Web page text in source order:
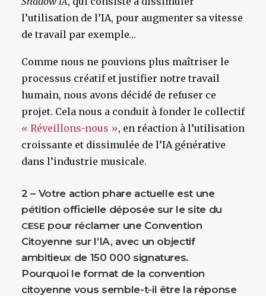
l’utilisation de l’IA, pour augmenter sa vitesse
de travail par exemple…
Comme nous ne pouvions plus maîtriser le
processus créatif et justifier notre travail
humain, nous avons décidé de refuser ce
projet. Cela nous a conduit à fonder le collectif
« Réveillons-nous », en réaction à l’utilisation
croissante et dissimulée de l’IA générative
dans l’industrie musicale.
2 – Votre action phare actuelle est une
pétition officielle déposée sur le site du
CESE pour réclamer une Convention
Citoyenne sur l’IA, avec un objectif
ambitieux de 150 000 signatures.
Pourquoi le format de la convention
citoyenne vous semble-t-il être la réponse